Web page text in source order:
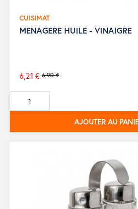
CUISIMAT
MENAGERE HUILE - VINAIGRE
Prix
de
base
6,90 €
6,21 €
AJOUTER AU